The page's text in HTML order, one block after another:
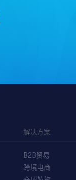
解决方案
B2B贸易
跨境电商